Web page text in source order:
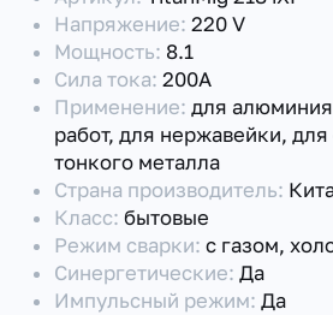
Напряжение:220 V
Мощность: 8.1
Сила тока:200А
Применение:для
работ, для нержавейки, для
тонкого металла
Страна производитель:
Класс:бытовые
Режим сварки:с газом,
Синергетические:Да
Импульсный режим:Да